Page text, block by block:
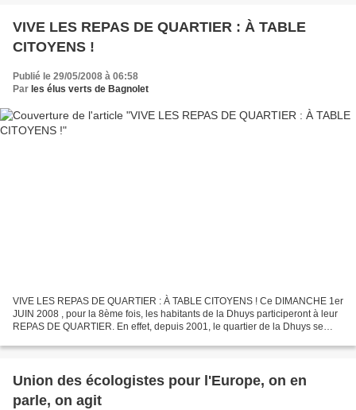
VIVE LES REPAS DE QUARTIER : À TABLE
CITOYENS !
Publié le 29/05/2008 à 06:58
Par les élus verts de Bagnolet
VIVE LES REPAS DE QUARTIER : À TABLE CITOYENS ! Ce DIMANCHE 1er
JUIN 2008 , pour la 8ème fois, les habitants de la Dhuys participeront à leur
REPAS DE QUARTIER. En effet, depuis 2001, le quartier de la Dhuys se
Union des écologistes pour l'Europe, on en
parle, on agit